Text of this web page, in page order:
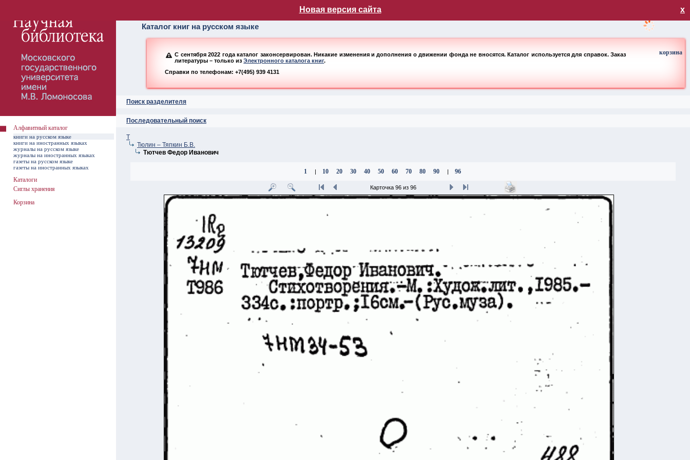
Новая версия сайта х
Каталог книг на русском языке
С сентября 2022 года каталог законсервирован. Никакие изменения и дополнения о движении фонда не вносятся. Каталог используется для справок. Заказ
литературы – только изЭлектронного каталога книг.
Справки по телефонам: +7(495) 939 4131
Поиск разделителя
Последовательный поиск
корзина
Т
Тюлин – Тяпкин Б.В.
Тютчев Федор Иванович
1 | 10 20 30 40 50 60 70 80 90 | 96
Карточка 96 из 96
Алфавитный каталог
книги на русском языке
книги на иностранных языках
журналы на русском языке
журналы на иностранных языках
газеты на русском языке
газеты на иностранных языках
Каталоги
Сиглы хранения
Корзина